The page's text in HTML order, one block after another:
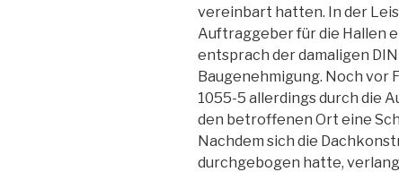
vereinbart hatten. In der
Auftraggeber für die Hallen
entsprach der damaligen
Baugenehmigung. Noch vor
1055-5 allerdings durch die
den betroffenen Ort eine
Nachdem sich die
durchgebogen hatte,